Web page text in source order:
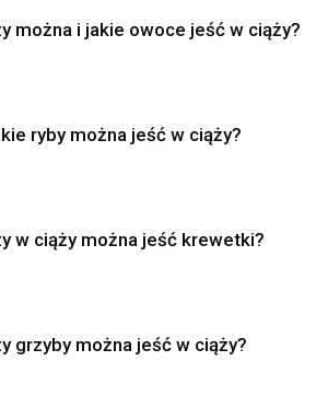
można i jakie owoce jeść w ciąży?
ryby można jeść w ciąży?
w ciąży można jeść krewetki?
grzyby można jeść w ciąży?